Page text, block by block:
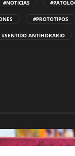
#NOTICIAS
#PROTOTIPOS
#SENTIDO ANTIHORARIO